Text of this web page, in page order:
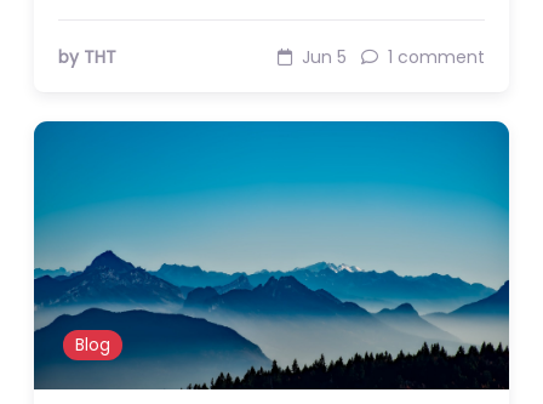
by THT Jun 5 1 comment
Blog